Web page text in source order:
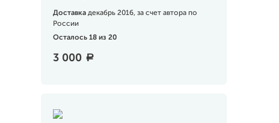
Доставка декабрь 2016, за счет автора по
России
Осталось 18 из 20
3 000 a